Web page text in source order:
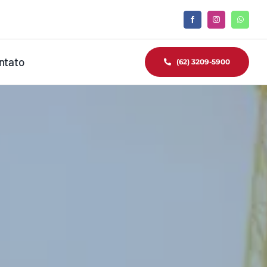
(62) 3209-5900